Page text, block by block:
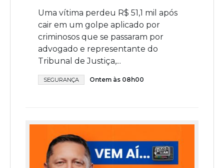
Uma vítima perdeu R$ 51,1 mil após
cair em um golpe aplicado por
criminosos que se passaram por
advogado e representante do
Tribunal de Justiça,...
SEGURANÇA Ontem às 08h00